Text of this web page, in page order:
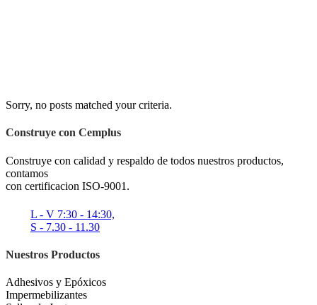
Sorry, no posts matched your criteria.
Construye con Cemplus
Construye con calidad y respaldo de todos nuestros productos,
contamos
con certificacion ISO-9001.
L - V 7:30 - 14:30,
S - 7.30 - 11.30
Nuestros Productos
Adhesivos y Epóxicos
Impermebilizantes